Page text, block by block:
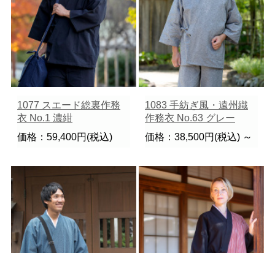
1077 スエード総裏作務
衣 No.1 濃紺
価格：59,400円(税込)
1083 手紡ぎ風・遠州織
作務衣 No.63 グレー
価格：38,500円(税込) ～